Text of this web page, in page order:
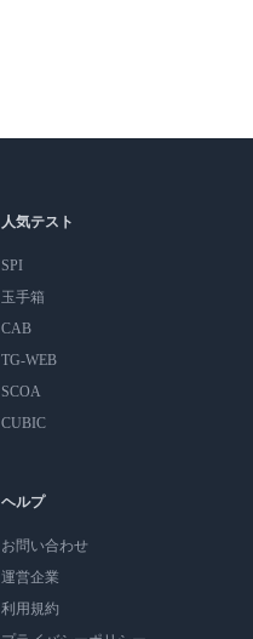
人気テスト
SPI
玉手箱
CAB
TG-WEB
SCOA
CUBIC
ヘルプ
お問い合わせ
運営企業
利用規約